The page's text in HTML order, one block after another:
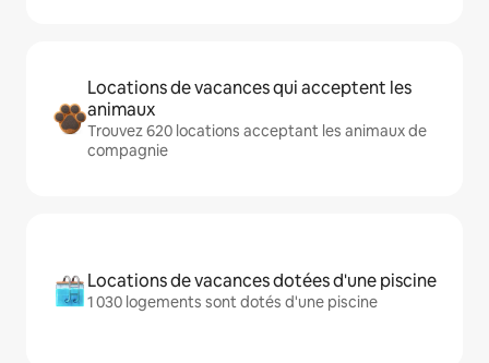
Locations de vacances qui acceptent les
animaux
Trouvez 620 locations acceptant les animaux de
compagnie
Locations de vacances dotées d'une piscine
1 030 logements sont dotés d'une piscine